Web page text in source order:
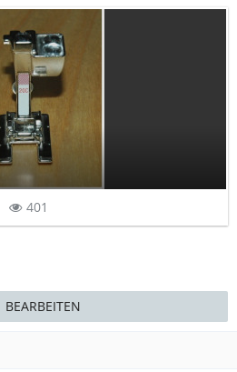
401
BEARBEITEN